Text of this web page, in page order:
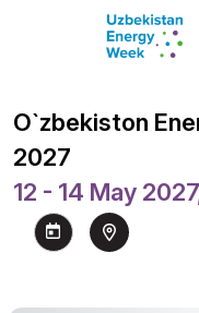
O`zbekiston
2027
12 - 14 May